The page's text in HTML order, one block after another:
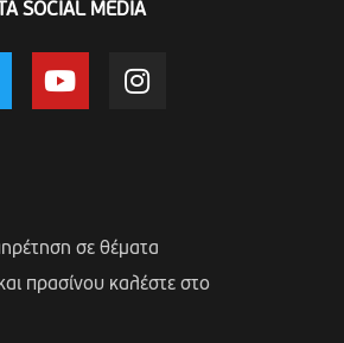
SOCIAL MEDIA
σε θέματα
πρασίνου καλέστε στο